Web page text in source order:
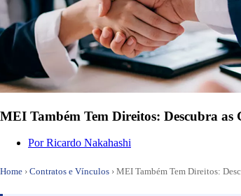
MEI Também Tem Direitos: Descubra as
PorRicardo Nakahashi
Home › Contratos e Vínculos › MEI Também Tem Direitos: